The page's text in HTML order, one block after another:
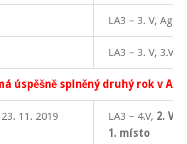
LA3 – 3. V, Agi
LA3 – 3. V, 3.V,
úspěšně splněný druhý rok v A3!
11. 2019 LA3 – 4.V, 2. V,
1. místo